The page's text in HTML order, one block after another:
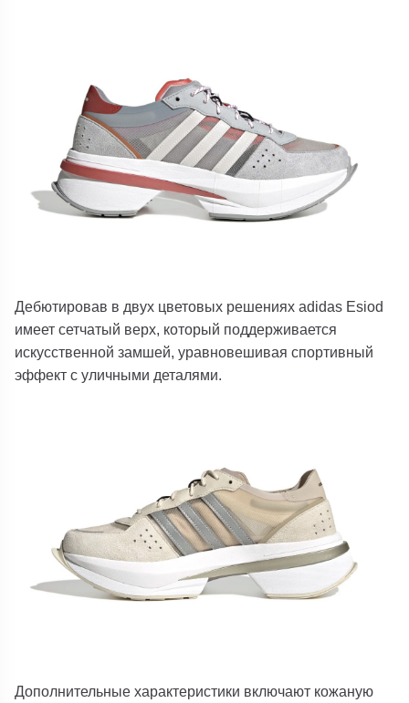
Дебютировав в двух цветовых решениях adidas Esiod
имеет сетчатый верх, который поддерживается
искусственной замшей, уравновешивая спортивный
эффект с уличными деталями.
Дополнительные характеристики включают кожаную